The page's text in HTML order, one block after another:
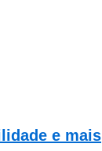
e mais